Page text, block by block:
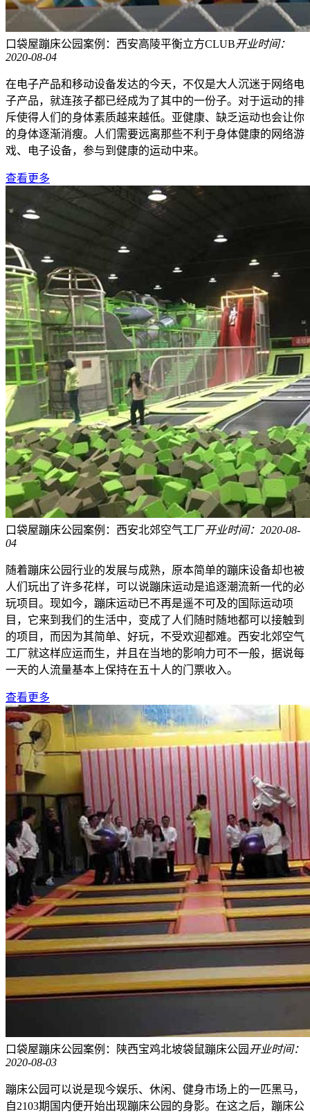
口袋屋蹦床公园案例：西安高陵平衡立方CLUB开业时间：
2020-08-04
在电子产品和移动设备发达的今天，不仅是大人沉迷于网络电
子产品，就连孩子都已经成为了其中的一份子。对于运动的排
斥使得人们的身体素质越来越低。亚健康、缺乏运动也会让你
的身体逐渐消瘦。人们需要远离那些不利于身体健康的网络游
戏、电子设备，参与到健康的运动中来。
查看更多
口袋屋蹦床公园案例：西安北郊空气工厂开业时间：2020-08-
04
随着蹦床公园行业的发展与成熟，原本简单的蹦床设备却也被
人们玩出了许多花样，可以说蹦床运动是追逐潮流新一代的必
玩项目。现如今，蹦床运动已不再是遥不可及的国际运动项
目，它来到我们的生活中，变成了人们随时随地都可以接触到
的项目，而因为其简单、好玩，不受欢迎都难。西安北郊空气
工厂就这样应运而生，并且在当地的影响力可不一般，据说每
一天的人流量基本上保持在五十人的门票收入。
查看更多
口袋屋蹦床公园案例：陕西宝鸡北坡袋鼠蹦床公园 开业时间：
2020-08-03
蹦床公园可以说是现今娱乐、休闲、健身市场上的一匹黑马，
自2103期国内便开始出现蹦床公园的身影。在这之后，蹦床公